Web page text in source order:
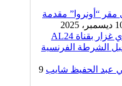
مقر “أونروا” مقدمة
2025
توقيف الصحفي الجزائري مهدي غزار بقناة AL24
عبد الحفيظ شايب 9